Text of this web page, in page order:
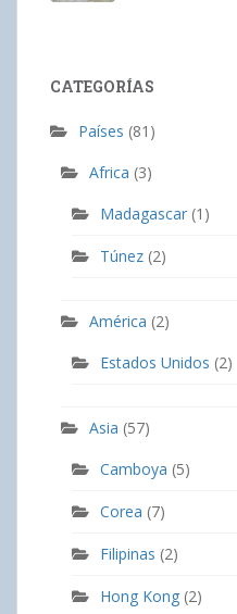
CATEGORÍAS
Países (81)
Africa (3)
Madagascar (1)
Túnez (2)
América (2)
Estados Unidos (2)
Asia (57)
Camboya (5)
Corea (7)
Filipinas (2)
Hong Kong (2)